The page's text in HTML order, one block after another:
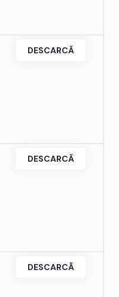
DESCARCĂ
DESCARCĂ
DESCARCĂ